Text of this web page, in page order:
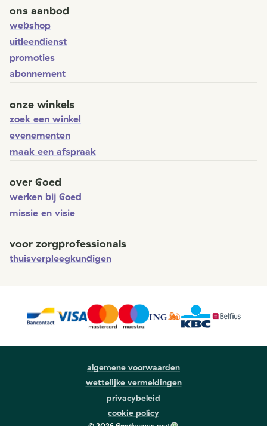
ons aanbod
webshop
uitleendienst
promoties
abonnement
onze winkels
zoek een winkel
evenementen
maak een afspraak
over Goed
werken bij Goed
missie en visie
voor zorgprofessionals
thuisverpleegkundigen
algemene voorwaarden
wettelijke vermeldingen
privacybeleid
cookie policy